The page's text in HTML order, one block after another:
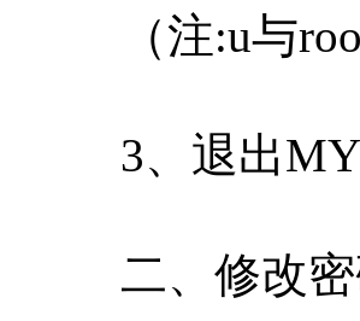
（注:u与root
3、退出
二、修改密